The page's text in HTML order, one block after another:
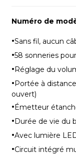
Numéro de
·Sans fil, aucun
·58 sonneries
·Réglage du
·Portée à
ouvert)
·Émetteur
·Durée de vie du
·Avec lumière
·Circuit intégré